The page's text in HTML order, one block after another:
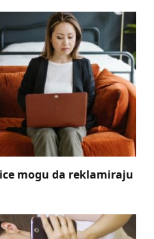
mogu da reklamiraju